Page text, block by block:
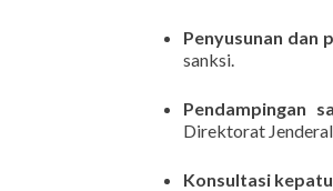
Penyusunan dan
sanksi.
Pendampingan
Direktorat
Konsultasi